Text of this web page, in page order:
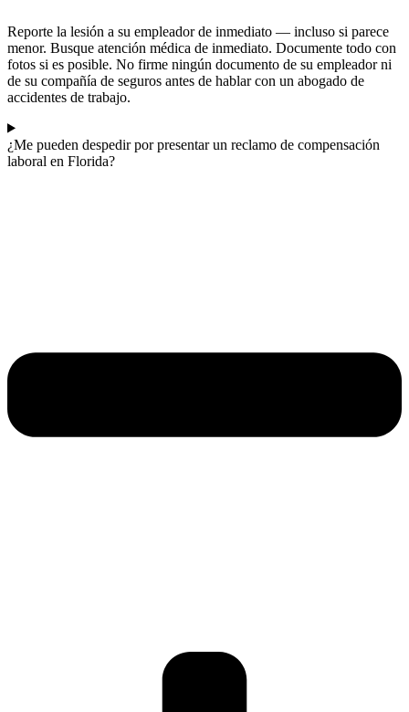
Reporte la lesión a su empleador de inmediato — incluso si parece
menor. Busque atención médica de inmediato. Documente todo con
fotos si es posible. No firme ningún documento de su empleador ni
de su compañía de seguros antes de hablar con un abogado de
accidentes de trabajo.
¿Me pueden despedir por presentar un reclamo de compensación
laboral en Florida?